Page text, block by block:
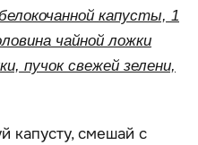
капусты, 1
чайной ложки
пучок свежей зелени,
капусту, смешай с